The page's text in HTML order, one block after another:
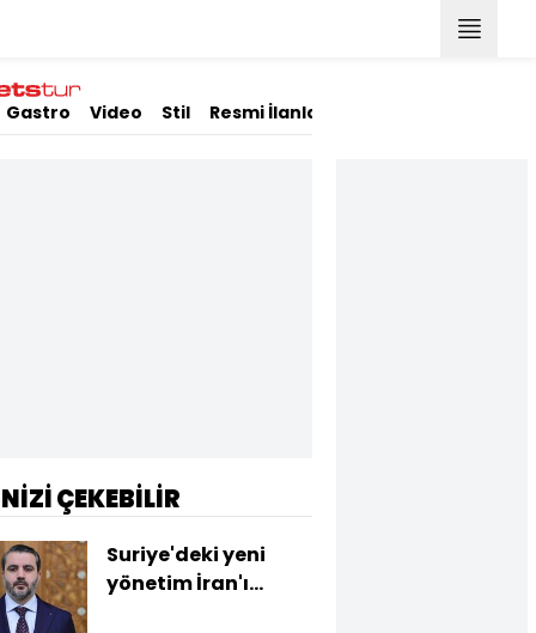
Gastro Video Stil Resmi İlanlar
ÇEKEBİLİR
Suriye'deki yeni
yönetim İran'ı